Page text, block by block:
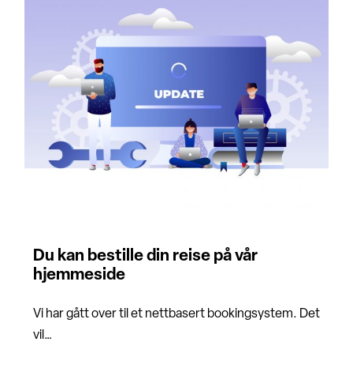
Du kan bestille din reise på vår
hjemmeside
Vi har gått over til et nettbasert bookingsystem. Det
vil…